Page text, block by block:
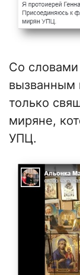
Со
вызванным
только
миряне,
УПЦ.